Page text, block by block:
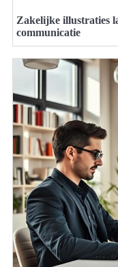
Zakelijke illustraties
communicatie